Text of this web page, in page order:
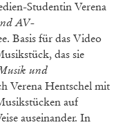
Studentin Verena
AV-
Basis für das Video
das sie
und
Verena Hentschel mit
auf
auseinander. In